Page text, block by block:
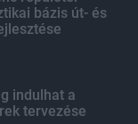
bázis út- és
indulhat a
tervezése